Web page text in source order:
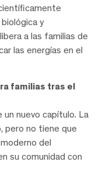
y
a las familias de
las energías en el
familias tras el
nuevo capítulo. La
pero no tiene que
del
su comunidad con